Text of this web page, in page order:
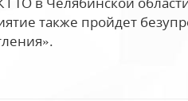
также пройдет